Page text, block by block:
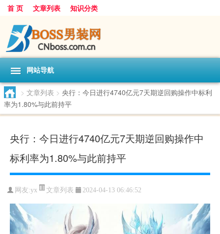
首 页 文章列表 知识分类
网站导航
> 文章列表 > 央行：今日进行4740亿元7天期逆回购操作中标利
率为1.80%与此前持平
央行：今日进行4740亿元7天期逆回购操作中
标利率为1.80%与此前持平
网友:yx 文章列表 2024-04-13 06:46:52